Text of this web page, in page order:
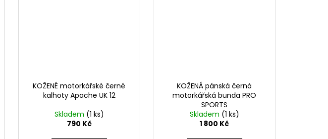
KOŽENÉ motorkářské černé
kalhoty Apache UK 12
Skladem (1 ks)
790 Kč
KOŽENÁ pánská černá
motorkářská bunda PRO
SPORTS
Skladem (1 ks)
1 800 Kč